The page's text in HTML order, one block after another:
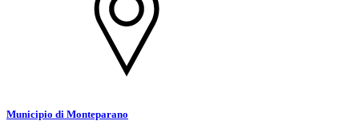
Municipio di Monteparano